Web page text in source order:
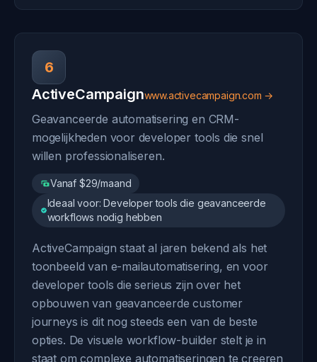
6
ActiveCampaignwww.activecampaign.com →
Geavanceerde automatisering en CRM-
mogelijkheden voor developer tools die snel
willen professionaliseren.
Vanaf $29/maand
Ideaal voor: Developer tools die geavanceerde
workflows nodig hebben
ActiveCampaign staat al jaren bekend als het
toonbeeld van e-mailautomatisering, en voor
developer tools die serieus zijn over het
opbouwen van geavanceerde customer
journeys is dit nog steeds een van de beste
opties. De visuele workflow-builder stelt je in
staat om complexe automatiseringen te creeren